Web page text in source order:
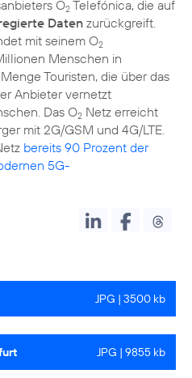
O2 Telefónica, die auf
Daten zurückgreift.
mit seinem O2
Menschen in
Touristen, die über das
Anbieter vernetzt
Das O2 Netz erreicht
mit 2G/GSM und 4G/LTE.
bereits 90 Prozent der
5G-
JPG | 3500 kb
JPG | 9855 kb